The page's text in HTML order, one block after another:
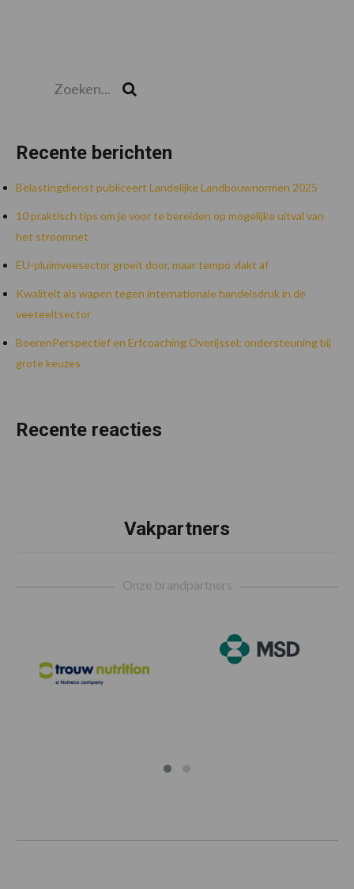
Recente berichten
Belastingdienst publiceert Landelijke Landbouwnormen 2025
10 praktisch tips om je voor te bereiden op mogelijke uitval van
het stroomnet
EU-pluimveesector groeit door, maar tempo vlakt af
Kwaliteit als wapen tegen internationale handelsdruk in de
veeteeltsector
BoerenPerspectief en Erfcoaching Overijssel: ondersteuning bij
grote keuzes
Recente reacties
Vakpartners
Onze brandpartners